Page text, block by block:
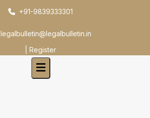
+91-9839333301
legalbulletin@legalbulletin.in
Register